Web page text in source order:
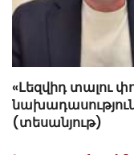
«Լեզվիդ տալու
(տեսանյութ)